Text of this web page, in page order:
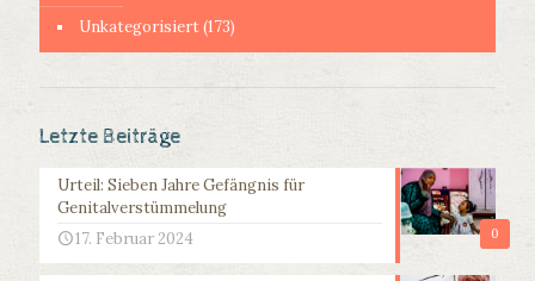
Unkategorisiert(173)
Letzte Beiträge
0
Urteil: Sieben Jahre Gefängnis für
Genitalverstümmelung
17. Februar 2024